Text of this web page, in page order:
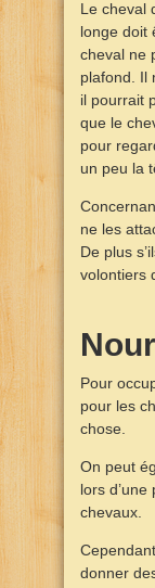
Le cheval
longe doit
cheval ne
plafond. Il
il pourrait
que le
pour
un peu la
ne les
De plus
volontiers
Pour
pour les
chose.
On peut
lors
chevaux.
donner